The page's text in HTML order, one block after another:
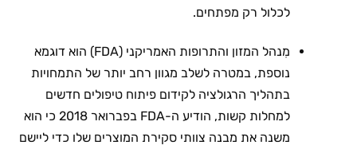
לכלול רק מפתחים.
מִנהל המזון והתרופות האמריקני (FDA) הוא דוגמא
נוספת, במטרה לשלב מגוון רחב יותר של התמחויות
בתהליך הרגולציה לקידום פיתוח טיפולים חדשים
למחלות קשות, הודיע ה-FDA בפברואר 2018 כי הוא
משנה את מבנה צוותי סקירת המוצרים שלו כדי ליישם